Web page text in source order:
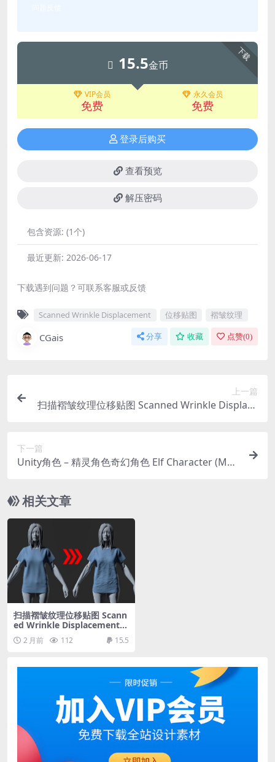
下载
15.5金币
VIP会员
免费
永久会员
免费
登录后购买
查看预览
解压密码
包含资源: (1个)
最近更新: 2026-06-17
下载遇到问题？可联系客服或反馈
Scanned Wrinkle Displacement 位移贴图 褶皱纹理
CGais 分享 收藏 点赞(0)
上一篇
扫描褶皱纹理位移贴图 Scanned Wrinkle Displace
下一篇
Unity角色 – 精灵角色奇幻角色 Elf Character (Mal
相关文章
扫描褶皱纹理位移贴图 Scann
ed Wrinkle Displacement V
ol.32 月前 112 15.5